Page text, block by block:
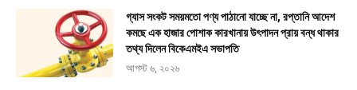
গ্যাস সংকট সময়মতো পণ্য পাঠানো যাচ্ছে না, রপ্তানি আদেশ
কমছে এক হাজার পোশাক কারখানায় উৎপাদন প্রায় বন্ধ থাকার
তথ্য দিলেন বিকেএমইএ সভাপতি
আগস্ট ৬, ২০২৬